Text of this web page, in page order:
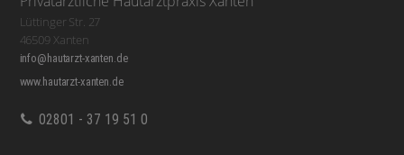
Lüttinger Str. 27
46509 Xanten
info@hautarzt-xanten.de
www.hautarzt-xanten.de
02801 - 37 19 51 0